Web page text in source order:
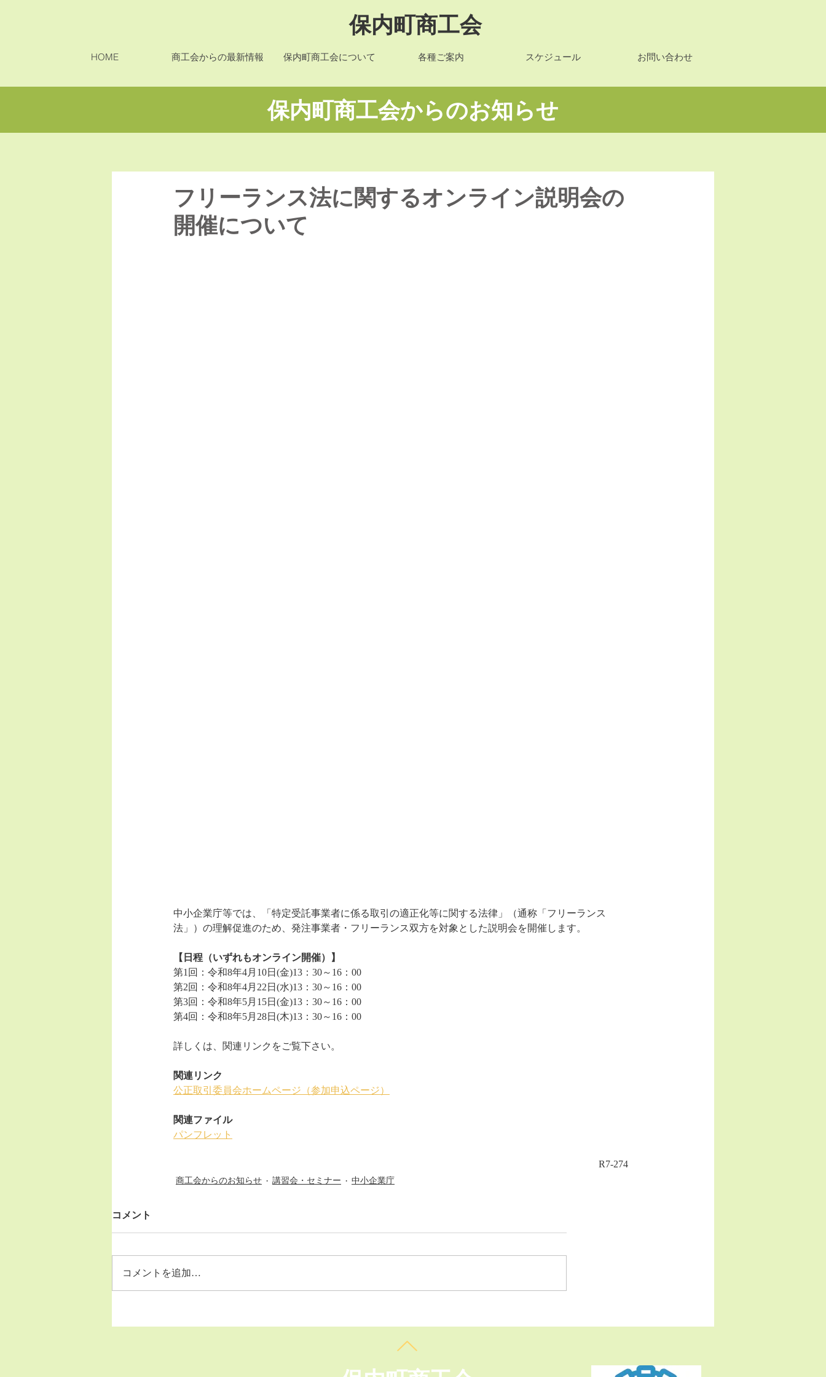
保内町商工会
HOME 商工会からの最新情報 保内町商工会について 各種ご案内 スケジュール お問い合わせ
​保内町商工会からのお知らせ
フリーランス法に関するオンライン説明会の
開催について
中小企業庁等では、「特定受託事業者に係る取引の適正化等に関する法律」（通称「フリーランス
法」）の理解促進のため、発注事業者・フリーランス双方を対象とした説明会を開催します。
【日程（いずれもオンライン開催）】
第1回：令和8年4月10日(金)13：30～16：00
第2回：令和8年4月22日(水)13：30～16：00
第3回：令和8年5月15日(金)13：30～16：00
第4回：令和8年5月28日(木)13：30～16：00
詳しくは、関連リンクをご覧下さい。
関連リンク
公正取引委員会ホームページ（参加申込ページ）
関連ファイル
パンフレット
R7-274
商工会からのお知らせ 講習会・セミナー 中小企業庁
コメント
コメントを追加…